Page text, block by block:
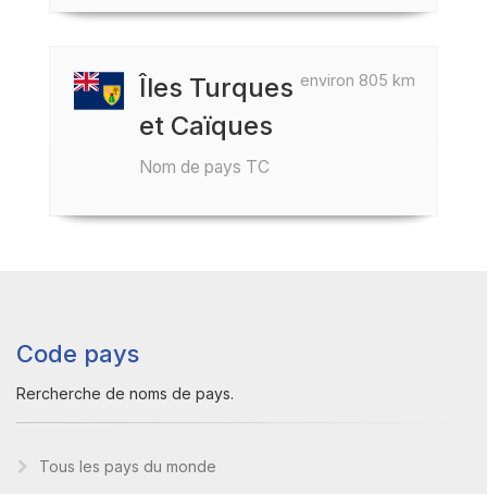
environ 805 km
Îles Turques
et Caïques
Nom de pays TC
Code pays
Rercherche de noms de pays.
Tous les pays du monde